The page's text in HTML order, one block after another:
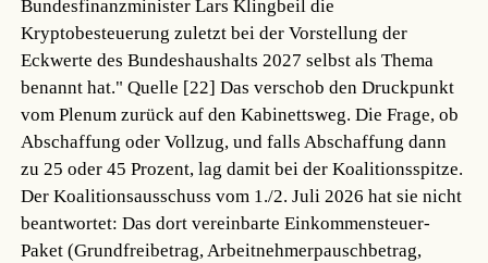
Bundesfinanzminister Lars Klingbeil die
Kryptobesteuerung zuletzt bei der Vorstellung der
Eckwerte des Bundeshaushalts 2027 selbst als Thema
benannt hat."Quelle [22] Das verschob den Druckpunkt
vom Plenum zurück auf den Kabinettsweg. Die Frage, ob
Abschaffung oder Vollzug, und falls Abschaffung dann
zu 25 oder 45 Prozent, lag damit bei der Koalitionsspitze.
Der Koalitionsausschuss vom 1./2. Juli 2026 hat sie nicht
beantwortet: Das dort vereinbarte Einkommensteuer-
Paket (Grundfreibetrag, Arbeitnehmerpauschbetrag,